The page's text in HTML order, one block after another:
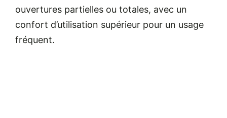
ouvertures partielles ou totales, avec un
confort d’utilisation supérieur pour un usage
fréquent.